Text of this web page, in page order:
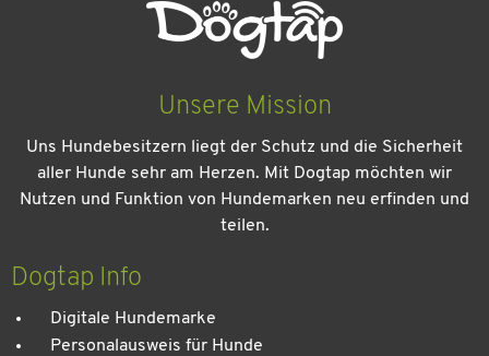
Kein Urlaub ohne meinen Hund: Leitfaden für einen
Unsere Mission
Uns Hundebesitzern liegt der Schutz und die Sicherheit
aller Hunde sehr am Herzen. Mit Dogtap möchten wir
Nutzen und Funktion von Hundemarken neu erfinden und
teilen.
Dogtap Info
Digitale Hundemarke
Personalausweis für Hunde